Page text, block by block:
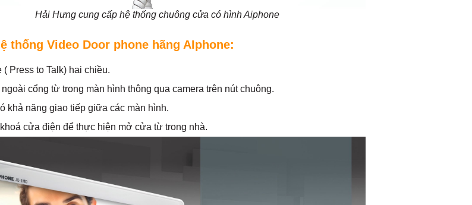
Hải Hưng cung cấp hệ thống chuông cửa có hình Aiphone
thống Video Door phone hãng AIphone:
Press to Talk) hai chiều.
cổng từ trong màn hình thông qua camera trên nút chuông.
khả năng giao tiếp giữa các màn hình.
cửa điện để thực hiện mở cửa từ trong nhà.